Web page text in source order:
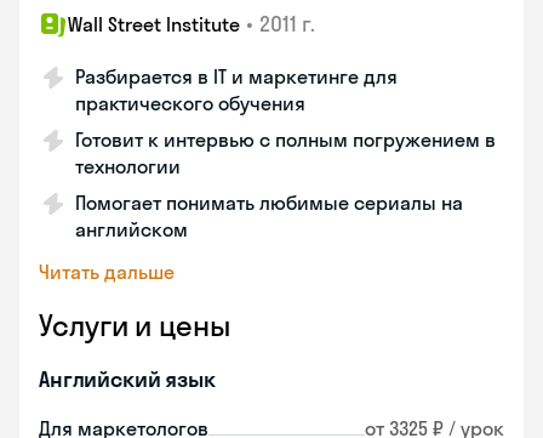
Wall Street Institute • 2011 г.
Разбирается в IT и маркетинге для
практического обучения
Готовит к интервью с полным погружением в
технологии
Помогает понимать любимые сериалы на
английском
Читать дальше
Услуги и цены
Английский язык
Для маркетологов от 3325 ₽ / урок